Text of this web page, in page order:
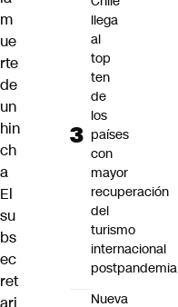
m
ue
rte
de
un
hin
ch
a
El
su
bs
ec
ret
ari
llega
al
top
ten
de
los
países
con
mayor
recuperación
del
turismo
internacional
postpandemia
Nueva